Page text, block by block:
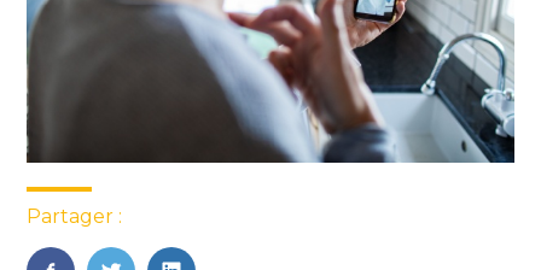
Partager :